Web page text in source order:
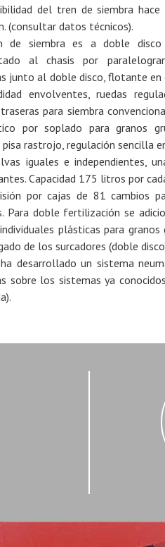
del tren de siembra
(consultar datos técnicos).
de siembra es a doble
al chasis por
junto al doble disco, flotante en
envolventes, ruedas
para siembra
por soplado para granos
pisa rastrojo, regulación sencilla
iguales e independientes,
Capacidad 175 litros por
por cajas de 81 cambios
Para doble fertilización se
plásticas para granos
de los surcadores (doble
desarrollado un sistema
sobre los sistemas ya